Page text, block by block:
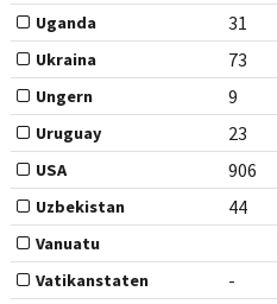
Uganda 31
Ukraina 73
Ungern 9
Uruguay 23
USA 906
Uzbekistan 44
Vanuatu
Vatikanstaten
-